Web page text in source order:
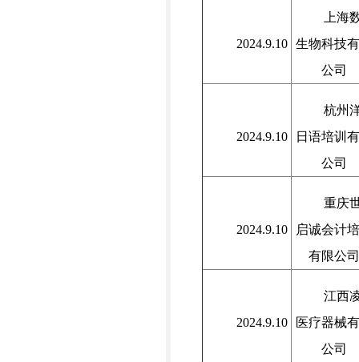
2024.9.10
上海
生物科技
公司
2024.9.10
杭州
日语培训
公司
2024.9.10
重庆
启诚会计
有限公
2024.9.10
江西
医疗器械
公司